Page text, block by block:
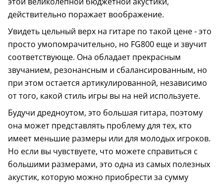
действительно поражает воображение.
Увидеть цельный верх на гитаре по такой цене - это
просто умопомрачительно, но FG800 еще и звучит
соответствующе. Она обладает прекрасным
звучанием, резонансным и сбалансированным, но
при этом остается артикулированной, независимо
от того, какой стиль игры вы на ней используете.
Будучи дредноутом, это большая гитара, поэтому
она может представлять проблему для тех, кто
имеет меньшие размеры или для молодых игроков.
Но если вы чувствуете, что можете справиться с
большими размерами, это одна из самых полезных
акустик, которую можно приобрести за сумму